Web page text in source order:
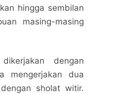
hingga sembilan
masing-masing
dengan
mengerjakan dua
sholat witir.